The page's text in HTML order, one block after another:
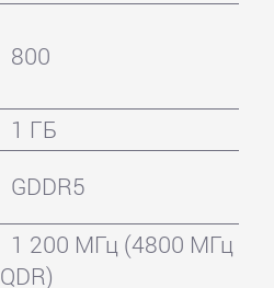
800
1 ГБ
GDDR5
1 200 МГц (4800 МГц
QDR)